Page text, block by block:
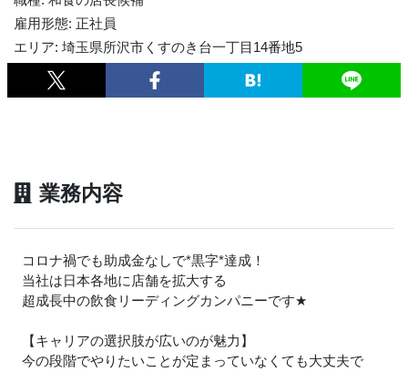
雇用形態: 正社員
エリア: 埼玉県所沢市くすのき台一丁目14番地5
業務内容
コロナ禍でも助成金なしで*黒字*達成！
当社は日本各地に店舗を拡大する
超成長中の飲食リーディングカンパニーです★
【キャリアの選択肢が広いのが魅力】
今の段階でやりたいことが定まっていなくても大丈夫で